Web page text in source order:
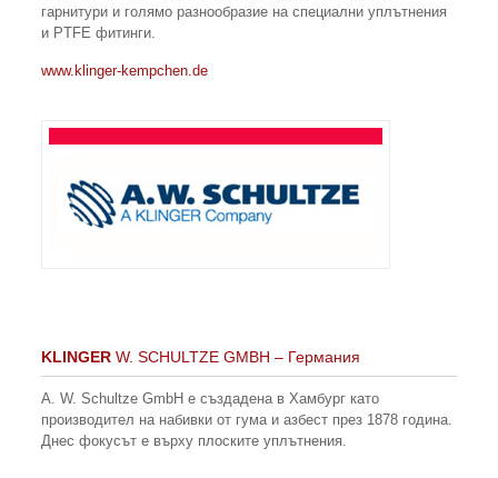
гарнитури и голямо разнообразие на специални уплътнения
и PTFE фитинги.
www.klinger-kempchen.de
KLINGERW. SCHULTZE GMBH – Германия
A. W. Schultze GmbH е създадена в Хамбург като
производител на набивки от гума и азбест през 1878 година.
Днес фокусът е върху плоските уплътнения.